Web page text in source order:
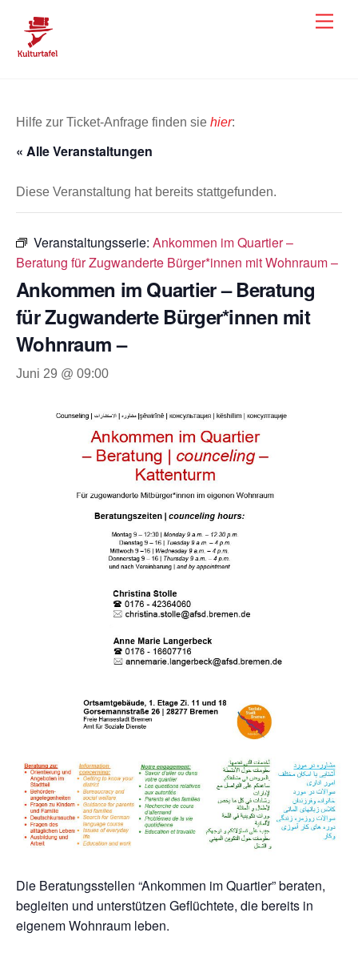
content
Hilfe zur Ticket-Anfrage finden sie hier:
« Alle Veranstaltungen
Diese Veranstaltung hat bereits stattgefunden.
Veranstaltungsserie: Ankommen im Quartier –
Beratung für Zugwanderte Bürger*innen mit Wohnraum –
Ankommen im Quartier – Beratung
für Zugwanderte Bürger*innen mit
Wohnraum –
Juni 29 @ 09:00
Die Beratungsstellen “Ankommen im Quartier” beraten,
begleiten und unterstützen Geflüchtete, die bereits in
eigenem Wohnraum leben.